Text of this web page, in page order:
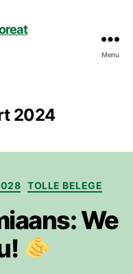
Menu
2024
TOLLE BELEGE
We